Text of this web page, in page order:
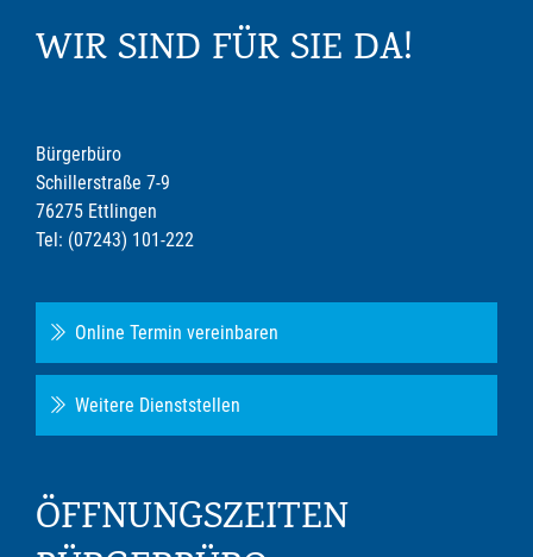
WIR SIND FÜR SIE DA!
Bürgerbüro
Schillerstraße 7-9
76275 Ettlingen
Tel: (07243) 101-222
Online Termin vereinbaren
Weitere Dienststellen
ÖFFNUNGSZEITEN